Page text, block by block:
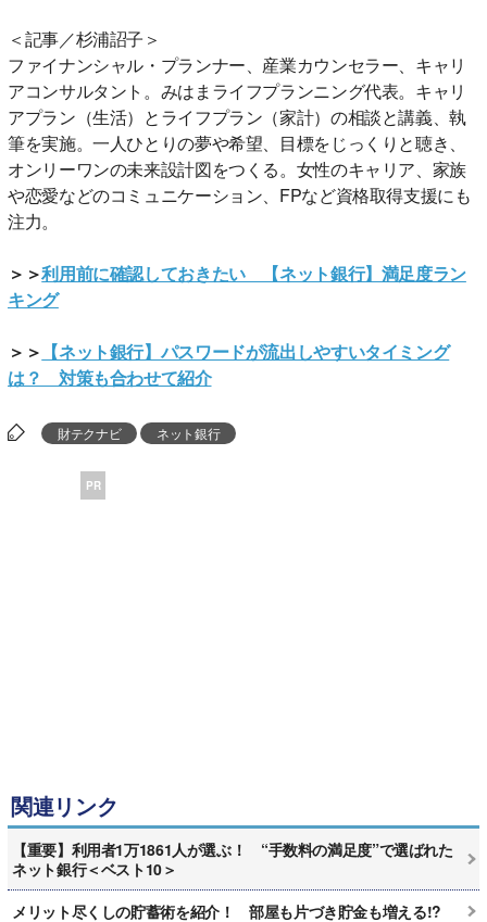
＜記事／杉浦詔子＞
ファイナンシャル・プランナー、産業カウンセラー、キャリ
アコンサルタント。みはまライフプランニング代表。キャリ
アプラン（生活）とライフプラン（家計）の相談と講義、執
筆を実施。一人ひとりの夢や希望、目標をじっくりと聴き、
オンリーワンの未来設計図をつくる。女性のキャリア、家族
や恋愛などのコミュニケーション、FPなど資格取得支援にも
注力。
＞＞利用前に確認しておきたい 【ネット銀行】満足度ラン
キング
＞＞ 【ネット銀行】パスワードが流出しやすいタイミング
は？ 対策も合わせて紹介
財テクナビ ネット銀行
PR
関連リンク
【重要】利用者1万1861人が選ぶ！ “手数料の満足度”で選ばれた
ネット銀行＜ベスト10＞
メリット尽くしの貯蓄術を紹介！ 部屋も片づき貯金も増える!?